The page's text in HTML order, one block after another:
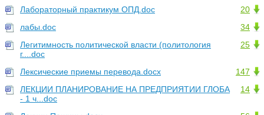
20
Лабораторный практикум ОПД.doc
34
лабы.doc
25
Легитимность политической власти (политология
г....doc
147
Лексические приемы перевода.docx
14
ЛЕКЦИИ ПЛАНИРОВАНИЕ НА ПРЕДПРИЯТИИ ГЛОБА
- 1 ч...doc